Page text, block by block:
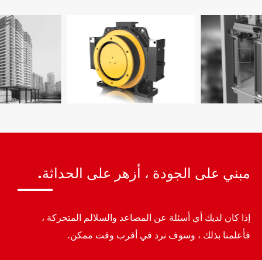
مبني على الجودة ، أزهر على الحداثة.
إذا كان لديك أي أسئلة عن المصاعد والسلالم المتحركة ،
فأعلمنا بذلك ، وسوف نرد في أقرب وقت ممكن.